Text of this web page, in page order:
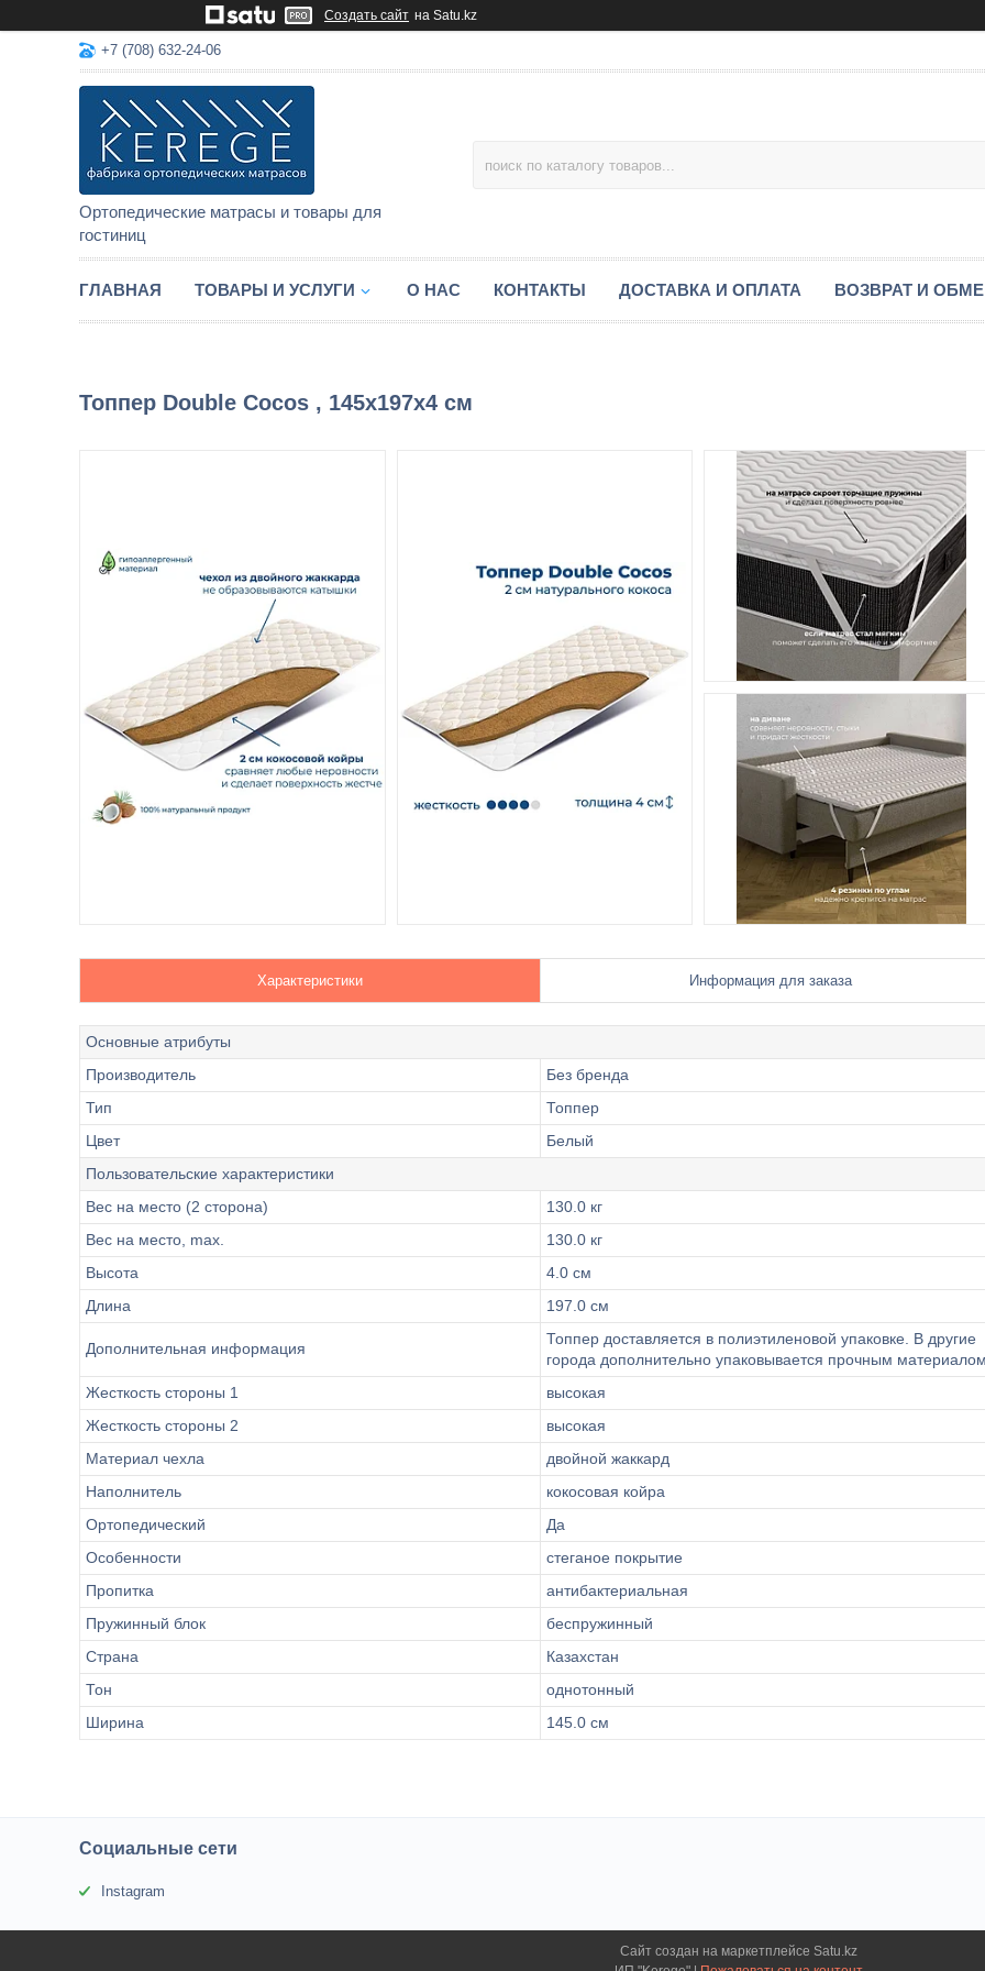
Создать сайт на Satu.kz
+7 (708) 632-24-06
Ортопедические матрасы и товары для
гостиниц
ГЛАВНАЯ ТОВАРЫ И УСЛУГИ О НАС КОНТАКТЫ ДОСТАВКА И ОПЛАТА ВОЗВРАТ И
Топпер Double Cocos , 145x197x4 см
Характеристики Информация для заказа
Основные атрибуты
Производитель
Без бренда
Тип
Топпер
Цвет
Белый
Пользовательские характеристики
Вес на место (2 сторона)
130.0 кг
Вес на место, max.
130.0 кг
Высота
4.0 см
Длина
197.0 см
Дополнительная информация
Топпер доставляется в полиэтиленовой упаковке. В другие
города дополнительно упаковывается прочным
Жесткость стороны 1
высокая
Жесткость стороны 2
высокая
Материал чехла
двойной жаккард
Наполнитель
кокосовая койра
Ортопедический
Да
Особенности
стеганое покрытие
Пропитка
антибактериальная
Пружинный блок
беспружинный
Страна
Казахстан
Тон
однотонный
Ширина
145.0 см
Социальные сети
Instagram
Сайт создан на маркетплейсе Satu.kz